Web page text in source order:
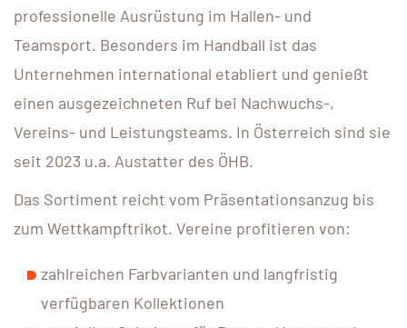
professionelle Ausrüstung im Hallen- und
Teamsport. Besonders im Handball ist das
Unternehmen international etabliert und genießt
einen ausgezeichneten Ruf bei Nachwuchs-,
Vereins- und Leistungsteams. In Österreich sind sie
seit 2023 u.a. Austatter des ÖHB.
Das Sortiment reicht vom Präsentationsanzug bis
zum Wettkampftrikot. Vereine profitieren von:
zahlreichen Farbvarianten und langfristig
verfügbaren Kollektionen